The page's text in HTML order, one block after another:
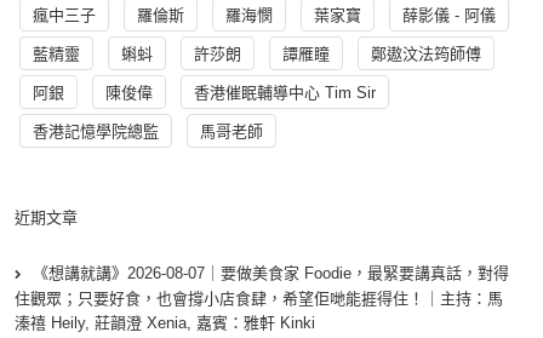
瘋中三子 羅倫斯 羅海憫 葉家寶 薛影儀 - 阿儀
藍精靈 蝌蚪 許莎朗 譚雁瞳 鄭遨汶法筠師傅
阿銀 陳俊偉 香港催眠輔導中心 Tim Sir
香港記憶學院總監 馬哥老師
近期文章
《想講就講》2026-08-07｜要做美食家 Foodie，最緊要講真話，對得
住觀眾；只要好食，也會撐小店食肆，希望佢哋能捱得住！｜主持：馬
溱禧 Heily, 莊韻澄 Xenia, 嘉賓：雅軒 Kinki